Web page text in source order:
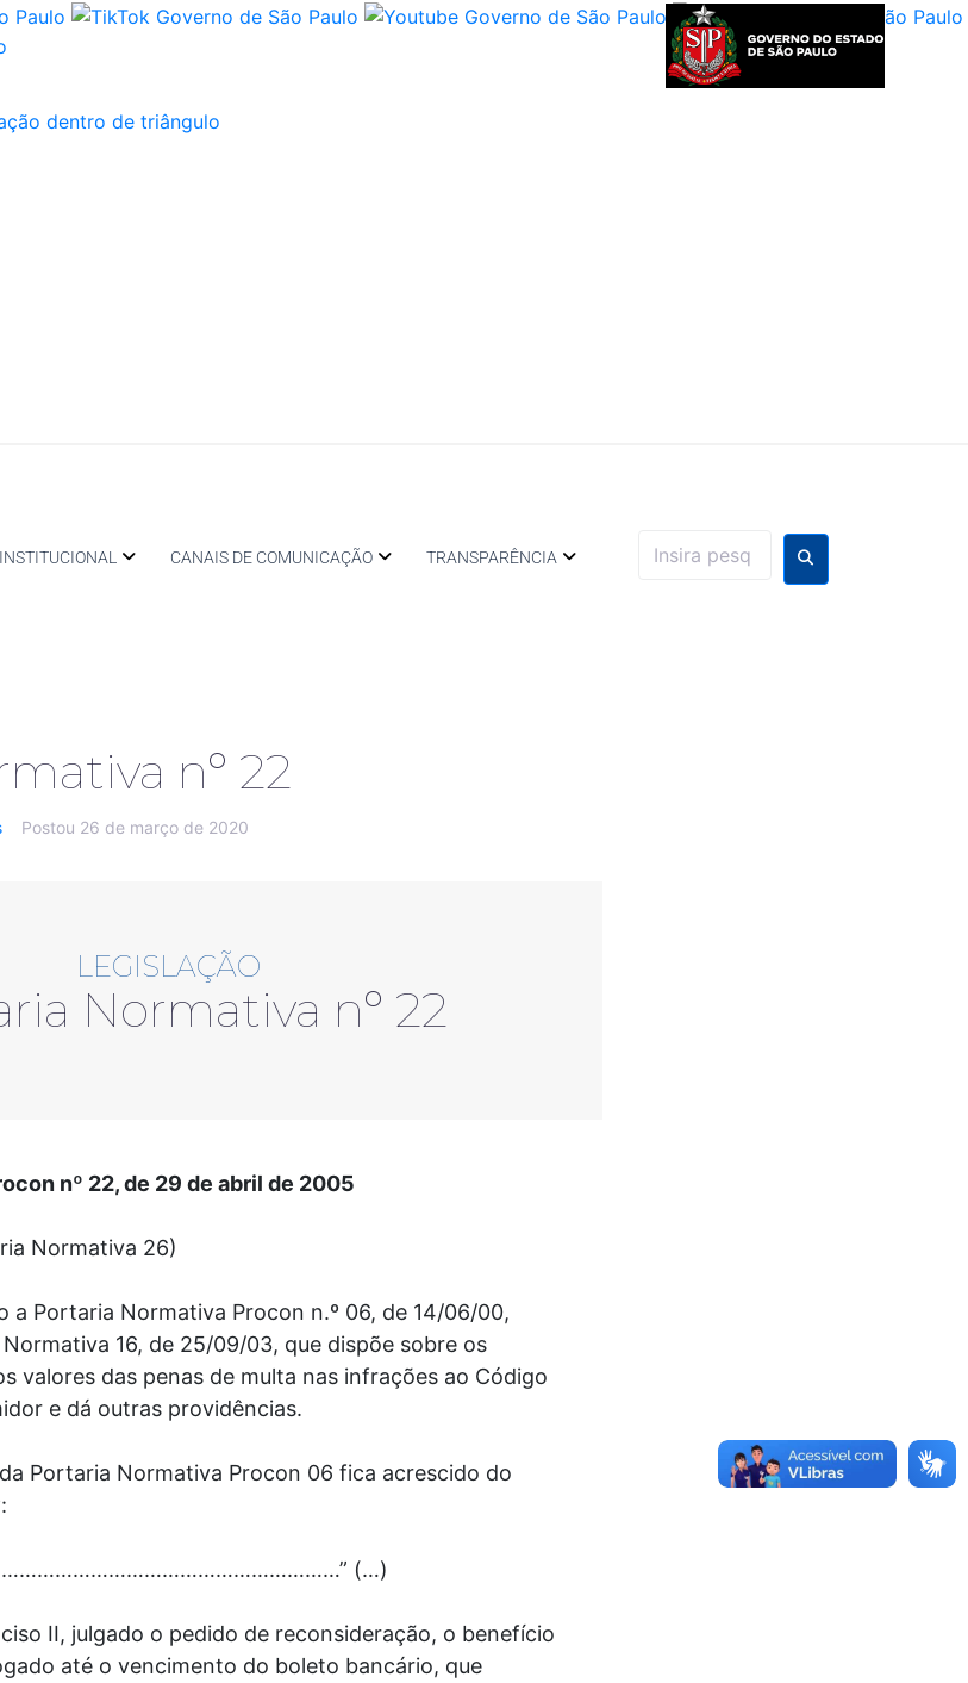
INSTITUCIONAL CANAIS DE COMUNICAÇÃO TRANSPARÊNCIA
nº 22
Postou 26 de março de 2020
LEGISLAÇÃO
Normativa nº 22
nº 22, de 29 de abril de 2005
Normativa 26)
a Portaria Normativa Procon n.º 06, de 14/06/00,
16, de 25/09/03, que dispõe sobre os
valores das penas de multa nas infrações ao Código
e dá outras providências.
Portaria Normativa Procon 06 fica acrescido do
(…)
II, julgado o pedido de reconsideração, o benefício
até o vencimento do boleto bancário, que